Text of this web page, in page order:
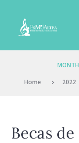
Home 2022
Becas